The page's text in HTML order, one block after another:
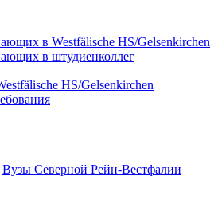
в Westfälische HS/Gelsenkirchen
в штудиенколлег
HS/Gelsenkirchen
Вузы Северной Рейн-Вестфалии